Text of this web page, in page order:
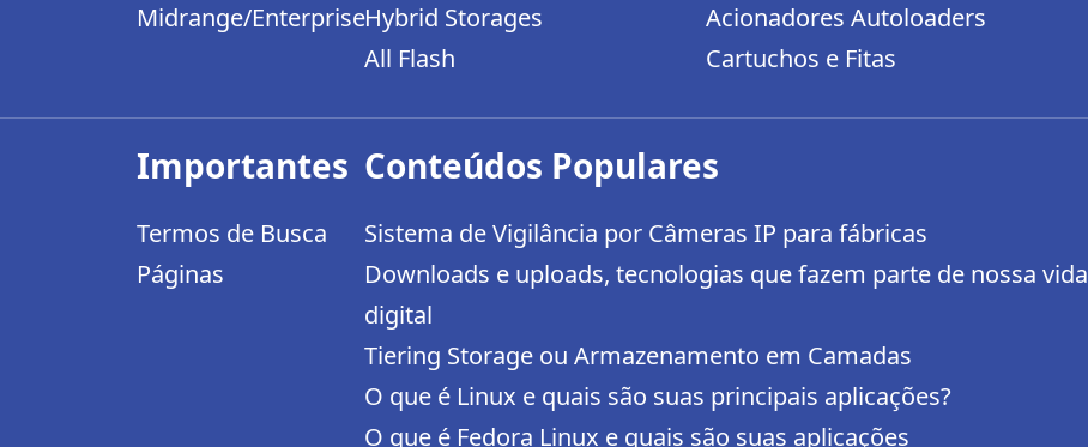
Midrange/EnterpriseHybrid Storages
All Flash
Acionadores Autoloaders
Cartuchos e Fitas
Importantes
Termos de Busca
Páginas
Conteúdos Populares
Sistema de Vigilância por Câmeras IP para fábricas
Downloads e uploads, tecnologias que fazem parte de nossa vida
digital
Tiering Storage ou Armazenamento em Camadas
O que é Linux e quais são suas principais aplicações?
O que é Fedora Linux e quais são suas aplicações